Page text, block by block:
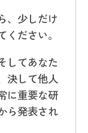
、少しだけ
ださい。
してあなた
決して他人
に重要な研
ら発表され